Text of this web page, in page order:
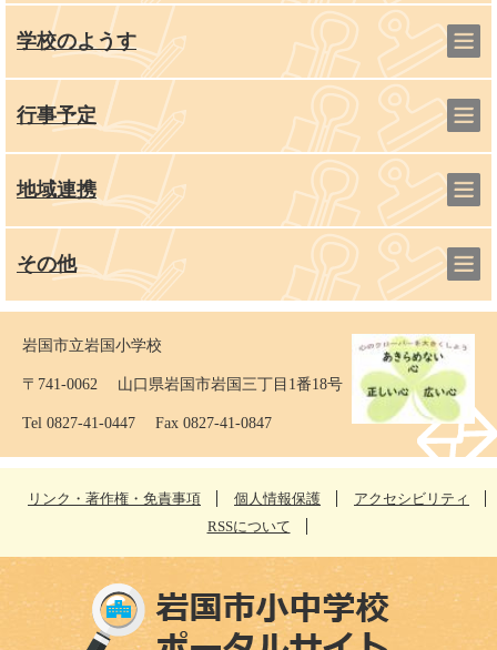
学校のようす
行事予定
地域連携
その他
岩国市立岩国小学校
〒741-0062 山口県岩国市岩国三丁目1番18号
Tel 0827-41-0447 Fax 0827-41-0847
リンク・著作権・免責事項 個人情報保護
アクセシビリティ
RSSについて